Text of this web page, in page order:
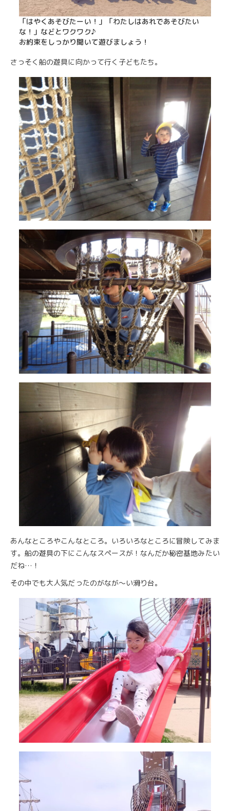
「はやくあそびたーい！」「わたしはあれであそびたい
な！」などとワクワク♪
お約束をしっかり聞いて遊びましょう！
さっそく船の遊具に向かって行く子どもたち。
あんなところやこんなところ。いろいろなところに冒険してみま
す。船の遊具の下にこんなスペースが！なんだか秘密基地みたい
だね…！
その中でも大人気だったのがなが～い滑り台。